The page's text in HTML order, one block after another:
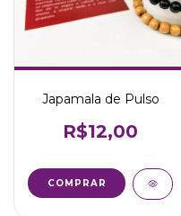
Japamala de Pulso
R$12,00
COMPRAR